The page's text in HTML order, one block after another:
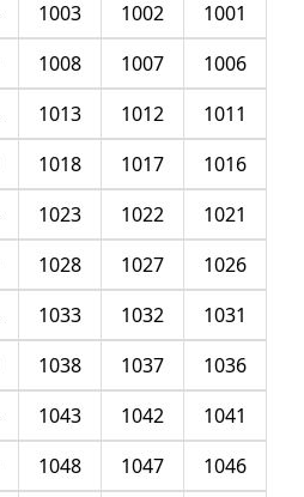
1001
1002
1003
1006
1007
1008
1011
1012
1013
1016
1017
1018
1021
1022
1023
1026
1027
1028
1031
1032
1033
1036
1037
1038
1041
1042
1043
1046
1047
1048